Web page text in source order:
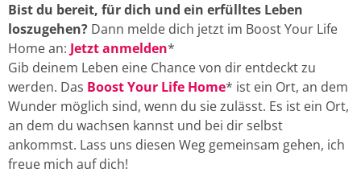
Bist du bereit, für dich und ein erfülltes Leben
loszugehen? Dann melde dich jetzt im Boost Your Life
Home an: Jetzt anmelden*
Gib deinem Leben eine Chance von dir entdeckt zu
werden. Das Boost Your Life Home* ist ein Ort, an dem
Wunder möglich sind, wenn du sie zulässt. Es ist ein Ort,
an dem du wachsen kannst und bei dir selbst
ankommst. Lass uns diesen Weg gemeinsam gehen, ich
freue mich auf dich!